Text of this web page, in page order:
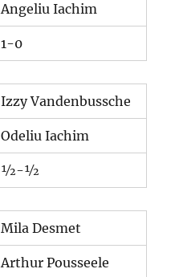
Angeliu Iachim
1-0
Izzy Vandenbussche
Odeliu Iachim
½-½
Mila Desmet
Arthur Pousseele